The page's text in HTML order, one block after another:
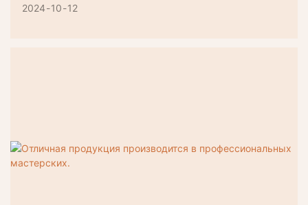
под собственной торговой маркой.
2024 10 12